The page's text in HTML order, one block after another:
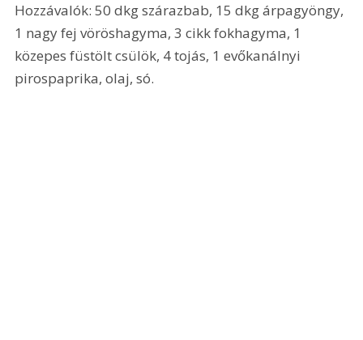
Hozzávalók: 50 dkg szárazbab, 15 dkg árpagyöngy,
1 nagy fej vöröshagyma, 3 cikk fokhagyma, 1
közepes füstölt csülök, 4 tojás, 1 evőkanálnyi
pirospaprika, olaj, só.